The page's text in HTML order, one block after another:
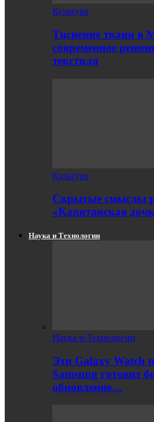
Культура
Тиснение ткани в
современное
текстиля
Культура
Скрытые смыслы
«Капитанская
Наука и Технологии
Наука и Технологии
Эти Galaxy Watch
Samsung готовит
обновление…